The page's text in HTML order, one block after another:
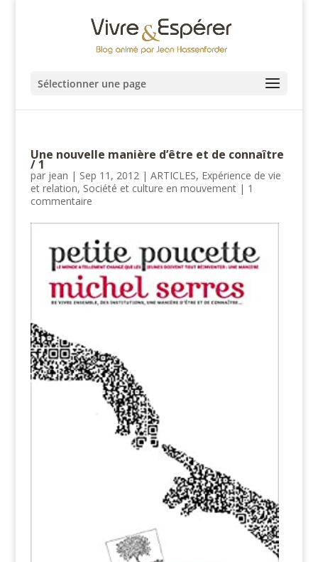
Sélectionner une page
Une nouvelle manière d’être et de connaître
/ 1
par jean | Sep 11, 2012| ARTICLES, Expérience de vie
et relation, Société et culture en mouvement| 1
commentaire